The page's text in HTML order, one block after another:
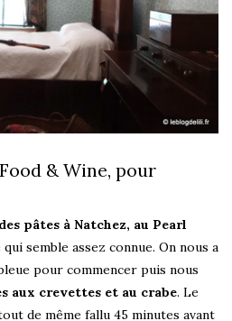
& Wine, pour
pâtes à Natchez, au Pearl
qui semble assez connue. On nous a
pour commencer puis nous
aux crevettes et au crabe. Le
de même fallu 45 minutes avant